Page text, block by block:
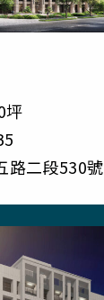
坪
路二段530號